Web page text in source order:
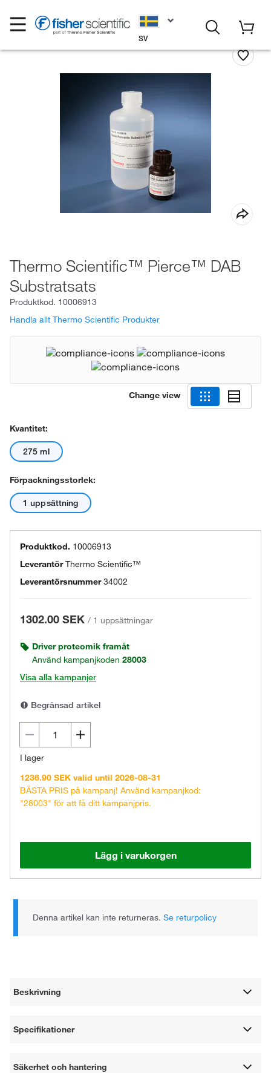
SV
Thermo Scientific™ Pierce™ DAB
Substratsats
Produktkod. 10006913
Handla allt Thermo Scientific Produkter
Change view
Kvantitet:
275 ml
Förpackningsstorlek:
1 uppsättning
Produktkod. 10006913
LeverantörThermo Scientific™
Leverantörsnummer 34002
1302.00 SEK / 1 uppsättningar
Driver proteomik framåt
Använd kampanjkoden 28003
Visa alla kampanjer
Begränsad artikel
I lager
1236.90 SEK valid until 2026-08-31
BÄSTA PRIS på kampanj! Använd kampanjkod:
"28003" för att få ditt kampanjpris.
Lägg i varukorgen
Denna artikel kan inte returneras.Se returpolicy
Beskrivning
Specifikationer
Säkerhet och hantering